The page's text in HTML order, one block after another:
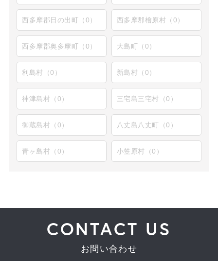
西多摩郡日の出町（0） 西多摩郡檜原村（0）
西多摩郡奥多摩町（0） 大島町（0）
利島村（0） 新島村（0）
神津島村（0） 三宅島三宅村（0）
御蔵島村（0） 八丈島八丈町（0）
青ヶ島村（0） 小笠原村（0）
CONTACT US
お問い合わせ